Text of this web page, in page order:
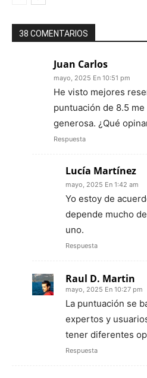
38 COMENTARIOS
Juan Carlos
mayo, 2025 En 10:51 pm
He visto mejores
puntuación de 8.5
generosa. ¿Qué
Respuesta
Lucía Martínez
mayo, 2025 En 1:42 am
Yo estoy de
depende mucho
uno.
Respuesta
Raul D. Martin
mayo, 2025 En 10:27 pm
La puntuación se
expertos y
tener diferentes
Respuesta